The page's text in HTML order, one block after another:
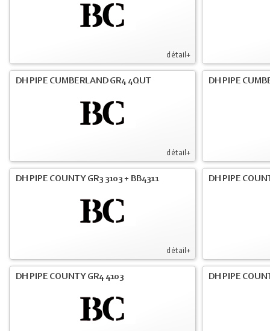
détail+
détail+
DH PIPE CUMBERLAND GR4 4QUT DH PIPE
détail+
DH PIPE COUNTY GR3 3103 + BB4311 DH PIPE
DH PIPE COUNTY GR4 4103 DH PIPE